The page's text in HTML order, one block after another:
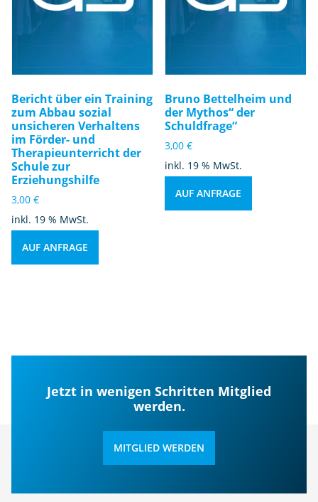
Bericht über ein Training
zum Abbau sozial
unsicheren Verhaltens
im Förder- und
Therapieunterricht der
Schule zur
Erziehungshilfe
3,00 €
inkl. 19 % MwSt.
AUF ANFRAGE
Bruno Bettelheim und
der Mythos“ der
Schuldfrage“
3,00€
inkl. 19 % MwSt.
AUF ANFRAGE
Jetzt in wenigen Schritten Mitglied
werden.
MITGLIED WERDEN